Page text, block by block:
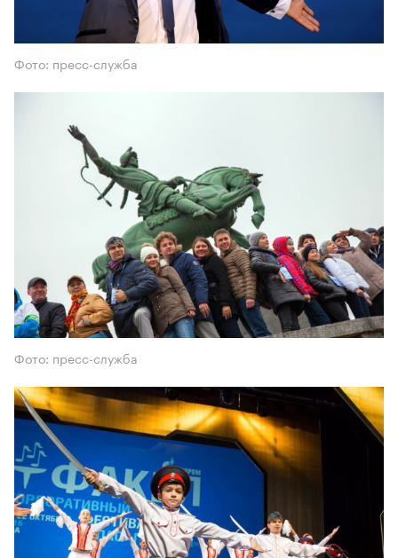
Фото: пресс-служба
Фото: пресс-служба